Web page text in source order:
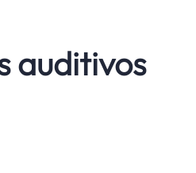
auditivos